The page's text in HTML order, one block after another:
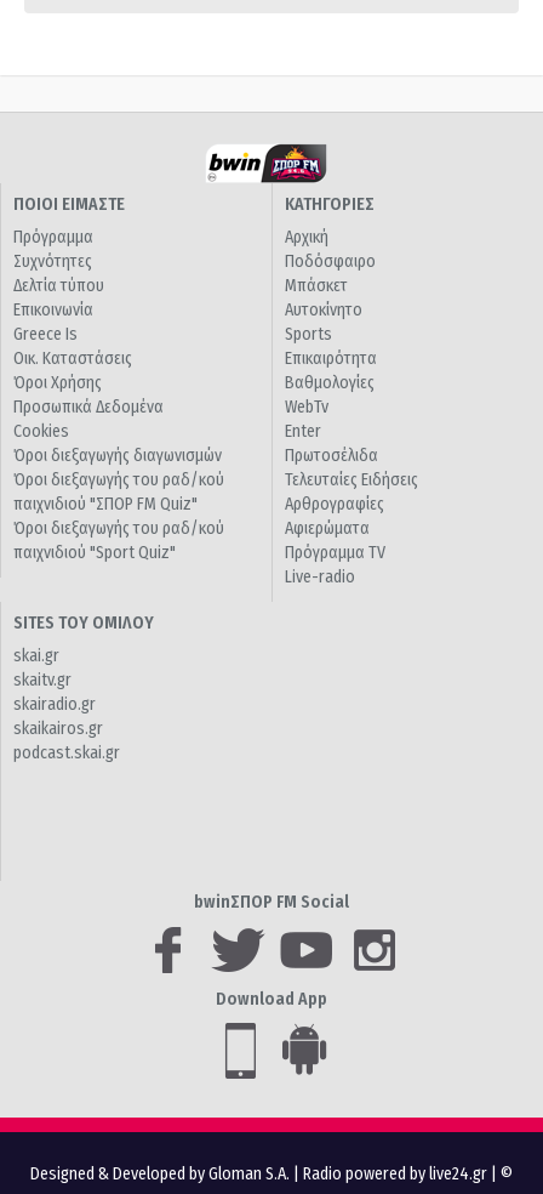
ΠΟΙΟΙ ΕΙΜΑΣΤΕ
Πρόγραμμα
Συχνότητες
Δελτία τύπου
Επικοινωνία
Greece Is
Οικ. Καταστάσεις
Όροι Χρήσης
Προσωπικά Δεδομένα
Cookies
Όροι διεξαγωγής διαγωνισμών
Όροι διεξαγωγής του ραδ/κού
παιχνιδιού "ΣΠΟΡ FM Quiz"
Όροι διεξαγωγής του ραδ/κού
παιχνιδιού "Sport Quiz"
ΚΑΤΗΓΟΡΙΕΣ
Αρχική
Ποδόσφαιρο
Μπάσκετ
Αυτοκίνητο
Sports
Επικαιρότητα
Βαθμολογίες
WebTv
Enter
Πρωτοσέλιδα
Τελευταίες Ειδήσεις
Αρθρογραφίες
Αφιερώματα
Πρόγραμμα TV
Live-radio
SITES ΤΟΥ ΟΜΙΛΟΥ
skai.gr
skaitv.gr
skairadio.gr
skaikairos.gr
podcast.skai.gr
bwinΣΠΟΡ FM Social
Download App
Designed & Developed by Gloman S.A. Radio powered by live24.gr | ©